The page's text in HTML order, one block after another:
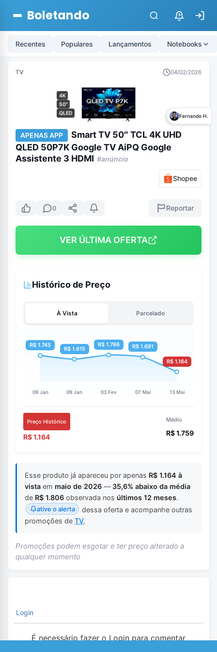
Boletando $
Recentes Populares Lançamentos Notebooks
TV 04/02/2026
4K
50"
QLED
Fernando H.
APENAS APP
Smart TV 50″ TCL 4K UHD
QLED 50P7K Google TV AiPQ Google
Assistente 3 HDMI #anúncio
Shopee
0 Reportar
VER ÚLTIMA OFERTA
Histórico de Preço
À Vista Parcelado
Preço Histórico
R$ 1.164
Médio
R$ 1.759
Esse produto já apareceu por apenas R$ 1.164 à
vista em maio de 2026 — 35,6% abaixo da média
de R$ 1.806 observada nos últimos 12 meses.
ative o alerta
dessa oferta e acompanhe outras
promoções de TV.
Promoções podem esgotar e ter preço alterado a
qualquer momento
Login
É necessário fazer o Login para comentar